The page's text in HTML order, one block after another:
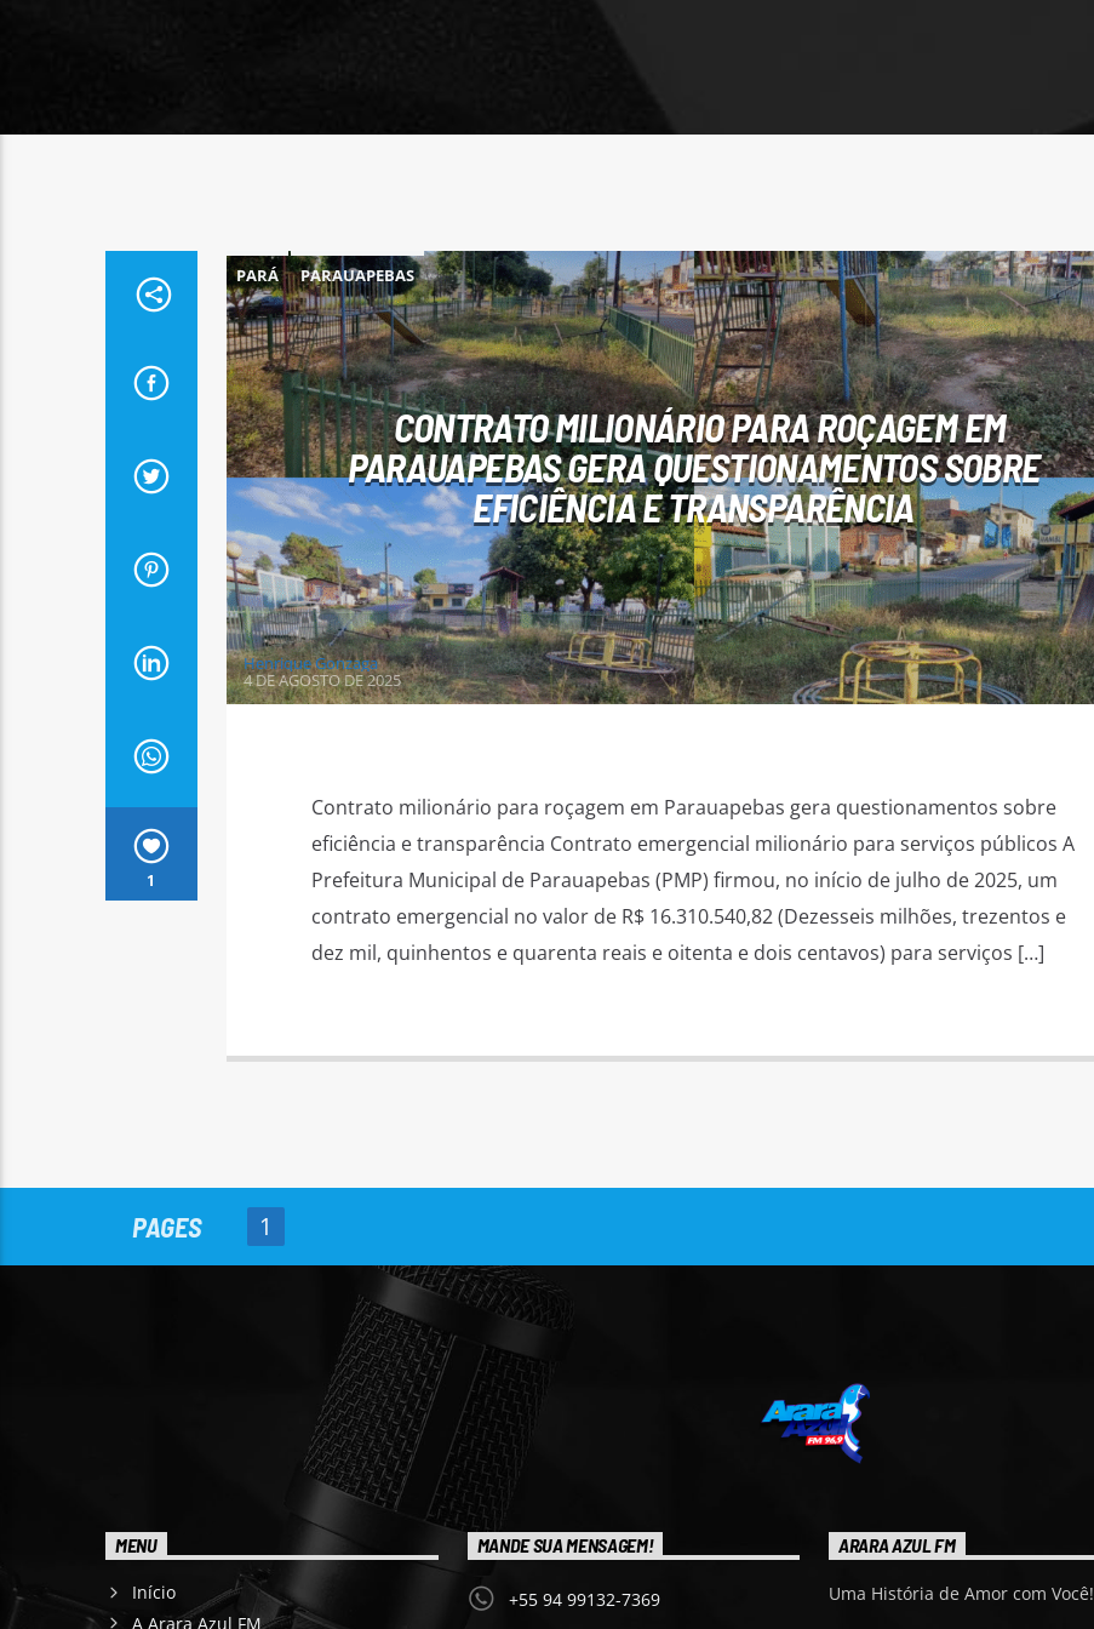
1
PARÁ PARAUAPEBAS
CONTRATO MILIONÁRIO PARA ROÇAGEM EM
PARAUAPEBAS GERA QUESTIONAMENTOS SOBRE
EFICIÊNCIA E TRANSPARÊNCIA
Henrique Gonzaga
4 DE AGOSTO DE 2025
Contrato milionário para roçagem em Parauapebas gera questionamentos sobre
eficiência e transparência Contrato emergencial milionário para serviços públicos A
Prefeitura Municipal de Parauapebas (PMP) firmou, no início de julho de 2025, um
contrato emergencial no valor de R$ 16.310.540,82 (Dezesseis milhões, trezentos e
dez mil, quinhentos e quarenta reais e oitenta e dois centavos) para serviços […]
PAGES 1
MENU
Início
A Arara Azul FM
MANDE SUA MENSAGEM!
+55 94 99132-7369
ARARA AZUL FM
Uma História de Amor com Você!